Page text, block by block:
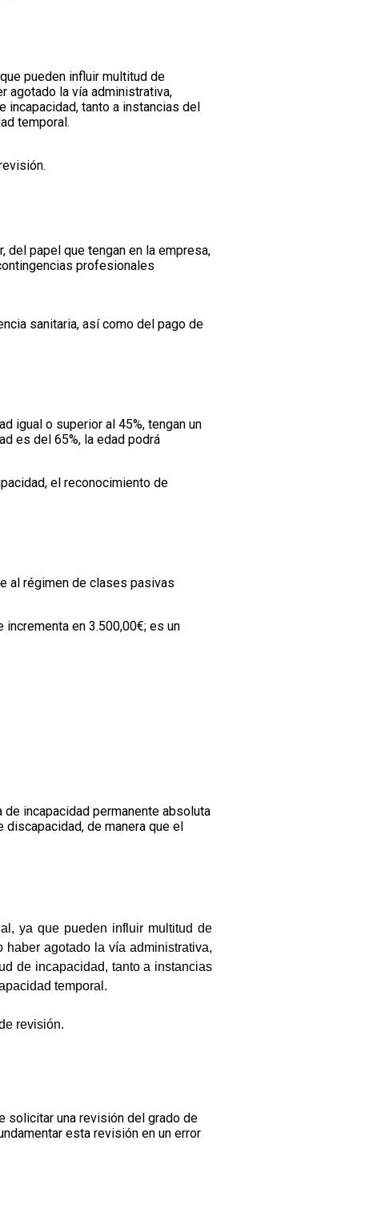
pueden influir multitud de
agotado la vía administrativa,
incapacidad, tanto a instancias del
temporal.
del papel que tengan en la empresa,
profesionales
sanitaria, así como del pago de
igual o superior al 45%, tengan un
es del 65%, la edad podrá
el reconocimiento de
al régimen de clases pasivas
en 3.500,00€; es un
incapacidad permanente absoluta
de manera que el
ya que pueden influir multitud de
agotado la vía administrativa,
de incapacidad, tanto a instancias
temporal.
revisión.
solicitar una revisión del grado de
esta revisión en un error